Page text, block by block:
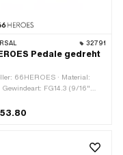
32791
Pedale gedreht
66HEROES · Material:
Gewindeart: FG14.3 (9/16"
Aussenvierkant · Oberfläche:
15 mm · Reflektoren:
53.80